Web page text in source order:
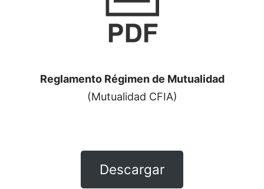
Reglamento Régimen de Mutualidad
(Mutualidad CFIA)
Descargar